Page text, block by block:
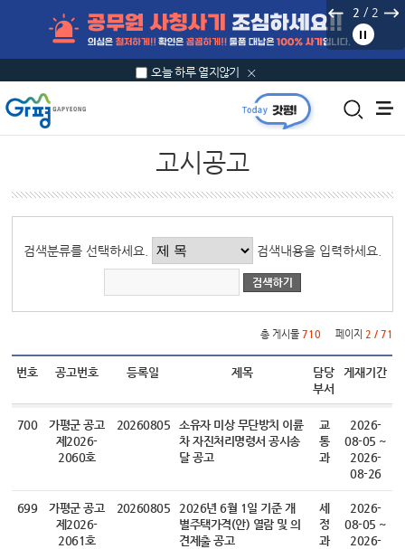
2 / 2
오늘 하루 열지않기
고시공고
검색분류를 선택하세요. 검색내용을 입력하세요.
총 게시물 710 페이지 2 / 71
번호 공고번호 등록일 제목
담당
부서
게재기간
700
가평군 공고
제2026-
2060호
20260805
소유자 미상 무단방치 이륜
차 자진처리명령서 공시송
달 공고
교
통
과
2026-
08-05 ~
2026-
08-26
699
가평군 공고
제2026-
2061호
20260805
2026년 6월 1일 기준 개
별주택가격(안) 열람 및 의
견제출 공고
세
정
과
2026-
08-05 ~
2026-